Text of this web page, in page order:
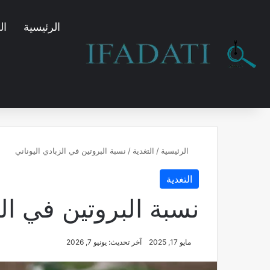
الرئيسية
الرئيسية / التغدية / نسبة البروتين في الزبادي اليوناني
التغدية
نسبة البروتين في
مايو 17, 2025 آخر تحديث: يونيو 7, 2026